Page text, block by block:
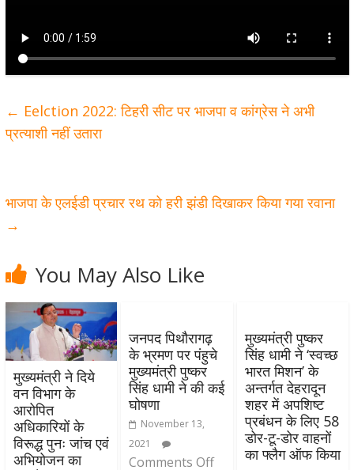
← Eelction 2022: टिहरी सीट पर भाजपा व कांग्रेस ने अभी
प्रत्याशी नहीं उतारा
भाजपा के एलईडी प्रचार रथ को हरी झंडी दिखाकर किया गया रवाना
→
You May Also Like
मुख्यमंत्री ने दिये
वन विभाग के
आरोपित
अधिकारियों के
विरूद्ध पुनः जांच एवं
अभियोजन का
जनपद पिथौरागढ़
के भ्रमण पर पंहुचे
मुख्यमंत्री पुष्कर
सिंह धामी ने की कई
घोषणा
November 13,
2021
Comments Off
मुख्यमंत्री पुष्कर
सिंह धामी ने ‘स्वच्छ
भारत मिशन’ के
अन्तर्गत देहरादून
शहर में अपशिष्ट
प्रबंधन के लिए 58
डोर-टू-डोर वाहनों
का फ्लैग ऑफ किया